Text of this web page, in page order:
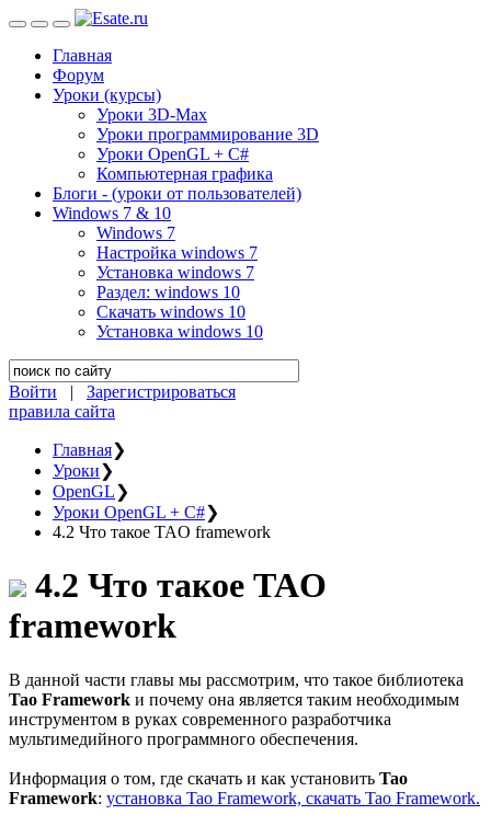
Главная
Форум
Уроки (курсы)
Уроки 3D-Max
Уроки программирование 3D
Уроки OpenGL + C#
Компьютерная графика
Блоги - (уроки от пользователей)
Windows 7 & 10
Windows 7
Настройка windows 7
Установка windows 7
Раздел: windows 10
Скачать windows 10
Установка windows 10
Войти | Зарегистрироваться
правила сайта
Главная❯
Уроки❯
OpenGL❯
Уроки OpenGL + C#❯
4.2 Что такое TAO framework
4.2 Что такое TAO
framework
В данной части главы мы рассмотрим, что такое библиотека
Tao Framework и почему она является таким необходимым
инструментом в руках современного разработчика
мультимедийного программного обеспечения.
Информация о том, где скачать и как установить Tao
Framework: установка Tao Framework, скачать Tao Framework.